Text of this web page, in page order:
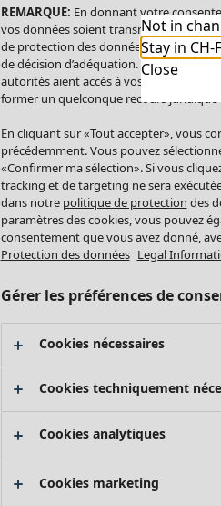
Not in
Stay in CH-
Close
REMARQUE: En donnant votre
vos données soient transmises aux
de protection des données comparable
de décision d’adéquation. Par
autorités aient accès à vos données à
former un quelconque recours juridique
En cliquant sur «Tout accepter», vous
précédemment. Vous pouvez
«Confirmer ma sélection». Si vous
tracking et de targeting ne sera
dans notre politique de protection des
paramètres des cookies, vous pouvez
consentement que vous avez donné,
Protection des données Legal
Gérer les préférences de
Cookies nécessaires
Cookies techniquement
Cookies analytiques
Cookies marketing